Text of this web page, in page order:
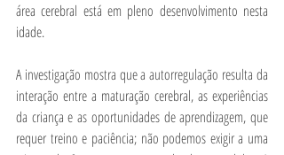
área cerebral está em pleno desenvolvimento nesta
idade.
A investigação mostra que a autorregulação resulta da
interação entre a maturação cerebral, as experiências
da criança e as oportunidades de aprendizagem, que
requer treino e paciência; não podemos exigir a uma